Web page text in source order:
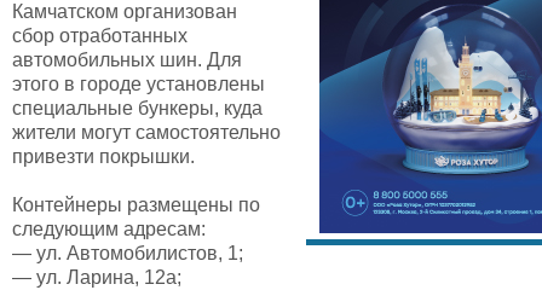
Камчатском организован
сбор отработанных
автомобильных шин. Для
этого в городе установлены
специальные бункеры, куда
жители могут самостоятельно
привезти покрышки.
Контейнеры размещены по
следующим адресам:
— ул. Автомобилистов, 1;
— ул. Ларина, 12а;